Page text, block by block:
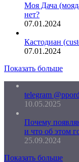
Моя Дача
нет?
07.01.2024
Кастодиан
07.01.2024
Показать больше
telegram
10.05.2025
Почему
и что об этом
25.09.2024
Показать больше